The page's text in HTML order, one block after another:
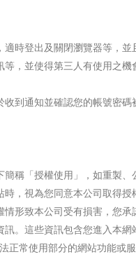
時登出及關閉瀏覽器等，
，並使得第三人有使用之
到通知並確認您的帳號密
稱「授權使用」，如重製
，視為您同意本公司取得
形致本公司受有損害，您承
。這些資訊包含您進入本
常使用部分的網站功能或服